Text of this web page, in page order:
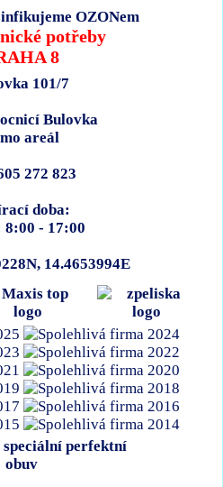
OZONem
potřeby
8
101/7
Bulovka
areál
272 823
doba:
8:00 - 17:00
14.4653994E